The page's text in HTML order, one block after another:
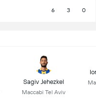
6 3 0
Sagiv Jehezkel
Maccabi Tel Aviv